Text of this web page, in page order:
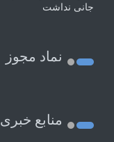
جانی نداشت
نماد مجوز
منابع خبری